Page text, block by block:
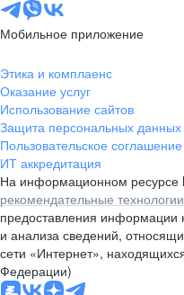
Мобильное приложение
Этика и комплаенс
Оказание услуг
Использование сайтов
Защита персональных данных
Пользовательское соглашение
ИТ аккредитация
На информационном ресурсе
рекомендательные технологии
предоставления информации
и анализа сведений,
сети «Интернет»,
Федерации)